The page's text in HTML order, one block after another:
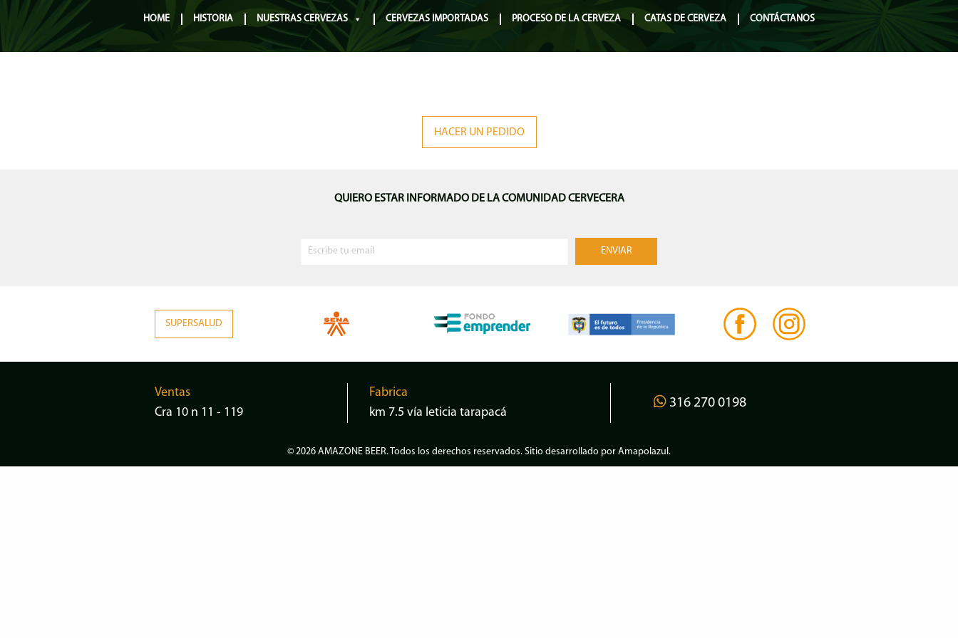
HOME HISTORIA NUESTRAS CERVEZAS CERVEZAS IMPORTADAS PROCESO DE LA CERVEZA CATAS DE CERVEZA CONTÁCTANOS
HACER UN PEDIDO
QUIERO ESTAR INFORMADO DE LA COMUNIDAD CERVECERA
SUPERSALUD
Ventas
Cra 10 n 11 - 119
Fabrica
km 7.5 vía leticia tarapacá
316 270 0198
© 2026 AMAZONE BEER. Todos los derechos reservados. Sitio desarrollado por Amapolazul.